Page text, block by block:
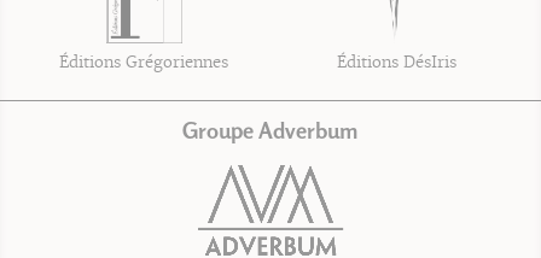
Éditions Grégoriennes Éditions DésIris
Groupe Adverbum